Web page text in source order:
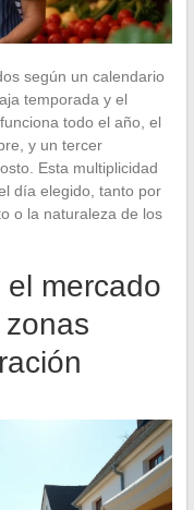
según un calendario
temporada y el
todo el año, el
y un tercer
Esta multiplicidad
día elegido, tanto por
o la naturaleza de los
mercado